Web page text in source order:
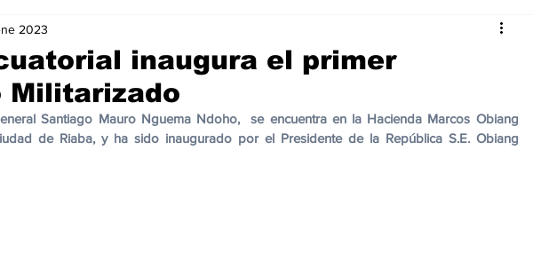
INTERIOR
Telecomunicación Cumbres
inaugura el primer
Militarizado
2023
Santiago Mauro Nguema Ndoho,  se encuentra en la Hacienda Marcos Obiang
de Riaba, y ha sido inaugurado por el Presidente de la República S.E. Obiang